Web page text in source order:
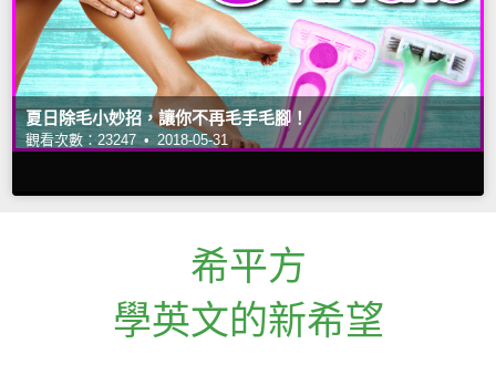
夏日除毛小妙招，讓你不再毛手毛腳！
觀看次數：23247 • 2018-05-31
希平方
學英文的新希望